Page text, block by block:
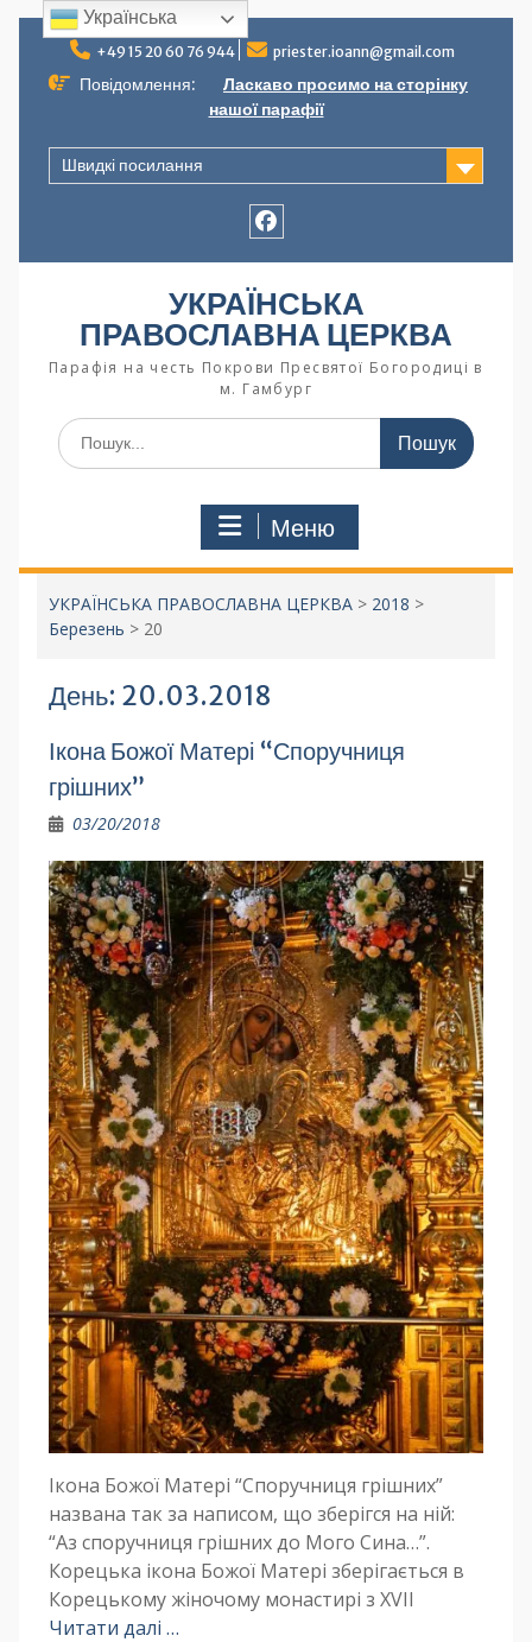
+49 15 20 60 76 944 priester.ioann@gmail.com
Повідомлення:
Ласкаво просимо на сторінку
нашої парафії
Швидкі посилання
УКРАЇНСЬКА
ПРАВОСЛАВНА ЦЕРКВА
Парафія на честь Покрови Пресвятої Богородиці в
м. Гамбург
Меню
УКРАЇНСЬКА ПРАВОСЛАВНА ЦЕРКВА> 2018 >
Березень > 20
День: 20.03.2018
Ікона Божої Матері “Споручниця
грішних”
03/20/2018
Ікона Божої Матері “Споручниця грішних”
названа так за написом, що зберігся на ній:
“Аз споручниця грішних до Мого Сина…”.
Корецька ікона Божої Матері зберігається в
Корецькому жіночому монастирі з XVII
Читати далі …
Українська